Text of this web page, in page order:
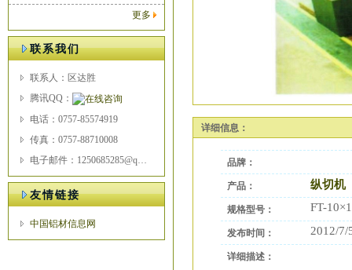
更多
联系我们
联系人：区达胜
腾讯QQ：
电话：0757-85574919
传真：0757-88710008
电子邮件：1250685285@qq.com
友情链接
中国铝材信息网
详细信息：
品牌：
产品： 纵切机
规格型号： FT-
发布时间： 2012/7/
详细描述：